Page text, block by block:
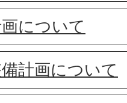
について
計画について